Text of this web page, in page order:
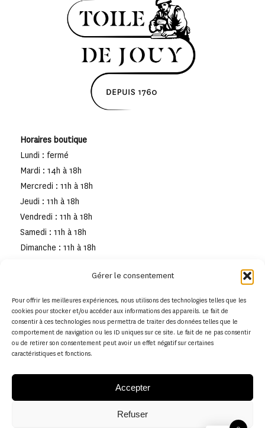
Gérer le consentement
Pour offrir les meilleures expériences, nous utilisons des technologies telles que les
cookies pour stocker et/ou accéder aux informations des appareils. Le fait de
consentir à ces technologies nous permettra de traiter des données telles que le
comportement de navigation ou les ID uniques sur ce site. Le fait de ne pas consentir
ou de retirer son consentement peut avoir un effet négatif sur certaines
caractéristiques et fonctions.
Accepter
Refuser
Horaires boutique
Lundi : fermé
Mardi : 14h à 18h
Mercredi : 11h à 18h
Jeudi : 11h à 18h
Vendredi : 11h à 18h
Samedi : 11h à 18h
Dimanche : 11h à 18h